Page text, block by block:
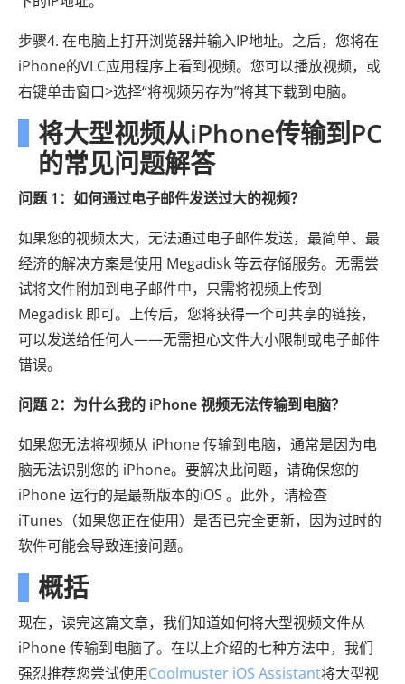
步骤4. 在电脑上打开浏览器并输入IP地址。之后，您将在
iPhone的VLC应用程序上看到视频。您可以播放视频，或
右键单击窗口>选择“将视频另存为”将其下载到电脑。
将大型视频从iPhone传输到PC
的常见问题解答
问题 1：如何通过电子邮件发送过大的视频？
如果您的视频太大，无法通过电子邮件发送，最简单、最
经济的解决方案是使用 Megadisk 等云存储服务。无需尝
试将文件附加到电子邮件中，只需将视频上传到
Megadisk 即可。上传后，您将获得一个可共享的链接，
可以发送给任何人——无需担心文件大小限制或电子邮件
错误。
问题 2：为什么我的 iPhone 视频无法传输到电脑？
如果您无法将视频从 iPhone 传输到电脑，通常是因为电
脑无法识别您的 iPhone。要解决此问题，请确保您的
iPhone 运行的是最新版本的iOS 。此外，请检查
iTunes（如果您正在使用）是否已完全更新，因为过时的
软件可能会导致连接问题。
概括
现在，读完这篇文章，我们知道如何将大型视频文件从
iPhone 传输到电脑了。在以上介绍的七种方法中，我们
强烈推荐您尝试使用Coolmuster iOS Assistant将大型视